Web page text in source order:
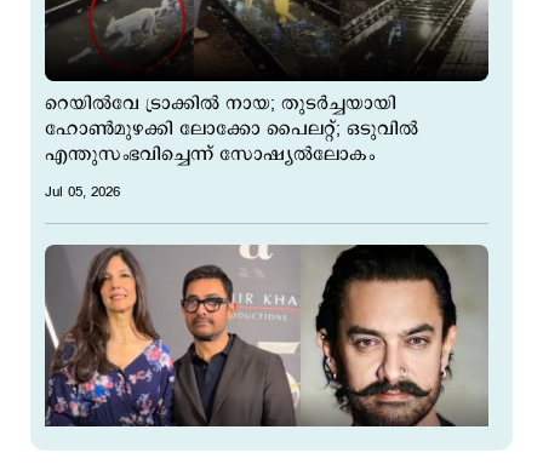
റെയില്‍വേ ട്രാക്കില്‍ നായ; തുടര്‍ച്ചയായി
ഹോണ്‍മുഴക്കി ലോക്കോ പൈലറ്റ്; ഒടുവില്‍
എന്തുസംഭവിച്ചെന്ന് സോഷ്യല്‍ലോകം
Jul 05, 2026